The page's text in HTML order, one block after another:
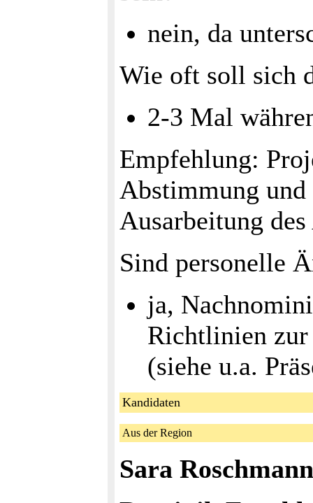
nein, da
Wie oft soll sich
2-3 Mal
Empfehlung:
Abstimmung
Ausarbeitung
Sind personelle
ja,
Richtlinien zur
(siehe u.a.
Kandidaten
Aus der Region
Sara Roschmann